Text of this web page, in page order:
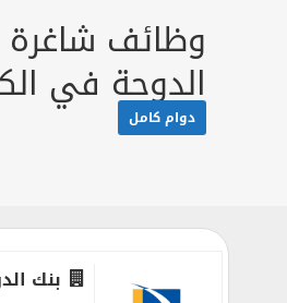
وظائف
الدوحة في
دوام كامل
بنك